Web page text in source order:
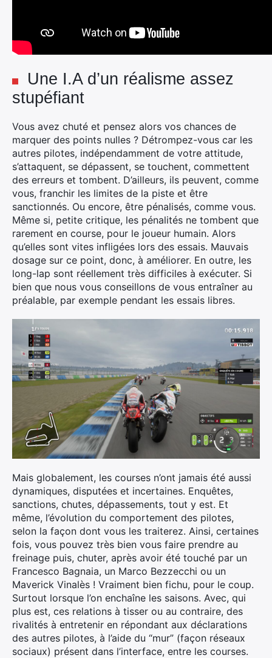
Une I.A d’un réalisme assez
stupéfiant
Vous avez chuté et pensez alors vos chances de
marquer des points nulles ? Détrompez-vous car les
autres pilotes, indépendamment de votre attitude,
s’attaquent, se dépassent, se touchent, commettent
des erreurs et tombent. D’ailleurs, ils peuvent, comme
vous, franchir les limites de la piste et être
sanctionnés. Ou encore, être pénalisés, comme vous.
Même si, petite critique, les pénalités ne tombent que
rarement en course, pour le joueur humain. Alors
qu’elles sont vites infligées lors des essais. Mauvais
dosage sur ce point, donc, à améliorer. En outre, les
long-lap sont réellement très difficiles à exécuter. Si
bien que nous vous conseillons de vous entraîner au
préalable, par exemple pendant les essais libres.
Mais globalement, les courses n’ont jamais été aussi
dynamiques, disputées et incertaines. Enquêtes,
sanctions, chutes, dépassements, tout y est. Et
même, l’évolution du comportement des pilotes,
selon la façon dont vous les traiterez. Ainsi, certaines
fois, vous pouvez très bien vous faire prendre au
freinage puis, chuter, après avoir été touché par un
Francesco Bagnaia, un Marco Bezzecchi ou un
Maverick Vinalès ! Vraiment bien fichu, pour le coup.
Surtout lorsque l’on enchaîne les saisons. Avec, qui
plus est, ces relations à tisser ou au contraire, des
rivalités à entretenir en répondant aux déclarations
des autres pilotes, à l’aide du “mur” (façon réseaux
sociaux) présent dans l’interface, entre les courses.